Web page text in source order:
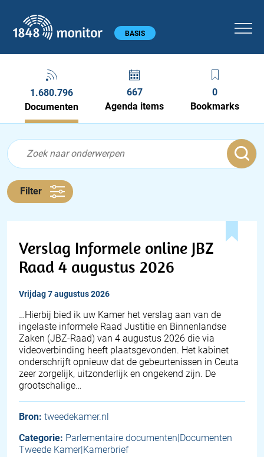
Hoofdmenu BASIS
1.680.796
Documenten
667
Agenda items
0
Bookmarks
Documenten feed
Feed
Filter
Verslag Informele online JBZ
Raad 4 augustus 2026
vrijdag 7 augustus 2026
… Hierbij bied ik uw Kamer het verslag aan van de
ingelaste informele Raad Justitie en Binnenlandse
Zaken (JBZ-Raad) van 4 augustus 2026 die via
videoverbinding heeft plaatsgevonden. Het kabinet
onderschrijft opnieuw dat de gebeurtenissen in Ceuta
zeer zorgelijk, uitzonderlijk en ongekend zijn. De
grootschalige…
Bron: tweedekamer.nl
Categorie: Parlementaire documenten|Documenten
Tweede Kamer|Kamerbrief